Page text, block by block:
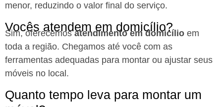
menor, reduzindo o valor final do serviço.
Vocês atendem em domicílio?
Sim, oferecemosatendimento em domicílio em
toda a região. Chegamos até você com as
ferramentas adequadas para montar ou ajustar seus
móveis no local.
Quanto tempo leva para montar um